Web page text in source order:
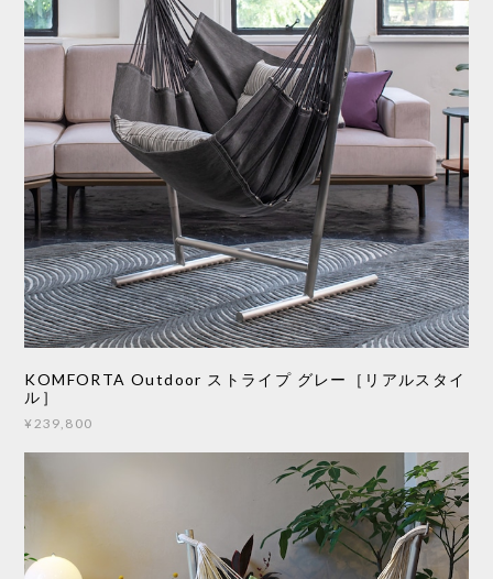
KOMFORTA Outdoor ストライプ グレー［リアルスタイ
ル］
¥239,800